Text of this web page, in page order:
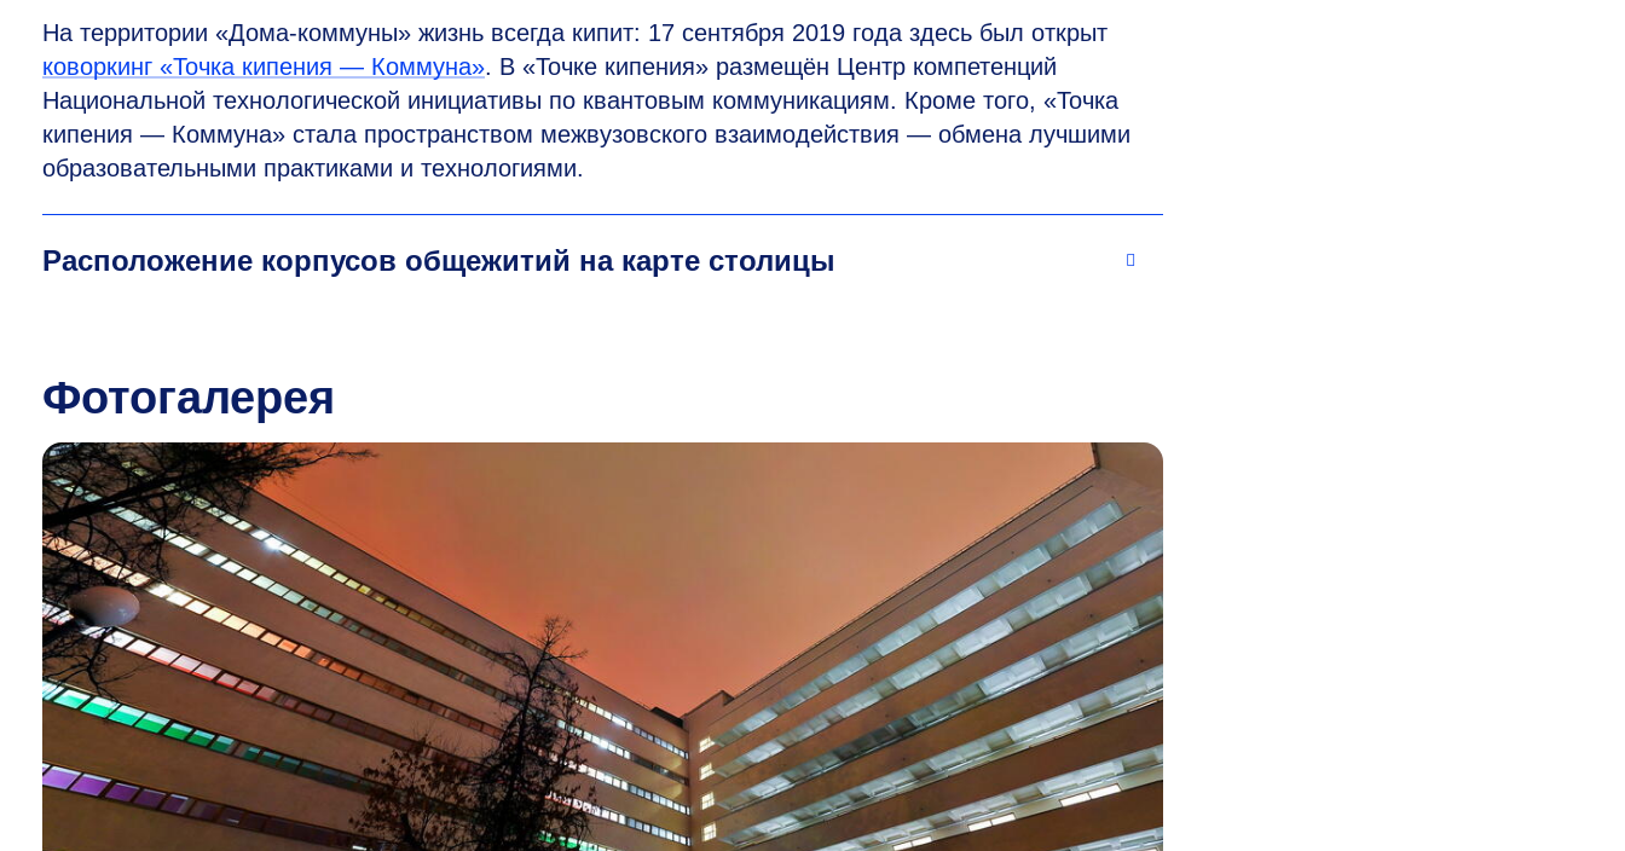
На территории «Дома-коммуны» жизнь всегда кипит: 17 сентября 2019 года здесь был открыт
коворкинг «Точка кипения — Коммуна». В «Точке кипения» размещён Центр компетенций
Национальной технологической инициативы по квантовым коммуникациям. Кроме того, «Точка
кипения — Коммуна» стала пространством межвузовского взаимодействия — обмена лучшими
образовательными практиками и технологиями.
Расположение корпусов общежитий на карте столицы
Фотогалерея